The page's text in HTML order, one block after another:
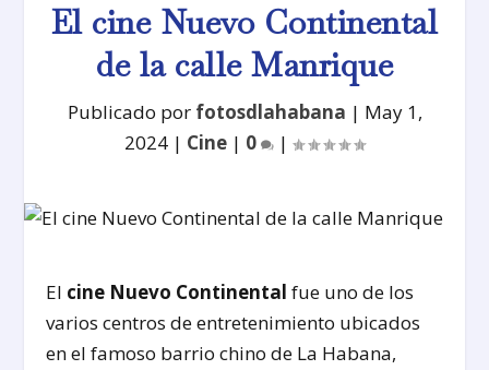
El cine Nuevo Continental
de la calle Manrique
Publicado por fotosdlahabana | May 1,
2024 | Cine | 0 |
El cine Nuevo Continental fue uno de los
varios centros de entretenimiento ubicados
en el famoso barrio chino de La Habana,